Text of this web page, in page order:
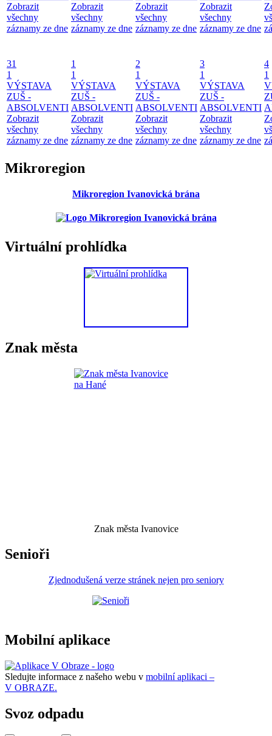
Zobrazit
všechny
záznamy ze dne
Zobrazit
všechny
záznamy ze dne
Zobrazit
všechny
záznamy ze dne
Zobrazit
všechny
záznamy ze dne
31
1
VÝSTAVA
ZUŠ -
ABSOLVENTI
Zobrazit
všechny
záznamy ze dne
1
1
VÝSTAVA
ZUŠ -
ABSOLVENTI
Zobrazit
všechny
záznamy ze dne
2
1
VÝSTAVA
ZUŠ -
ABSOLVENTI
Zobrazit
všechny
záznamy ze dne
3
1
VÝSTAVA
ZUŠ -
ABSOLVENTI
Zobrazit
všechny
záznamy ze dne
4
1
Mikroregion
Mikroregion Ivanovická brána
Virtuální prohlídka
Znak města
Znak města Ivanovice
Senioři
Zjednodušená verze stránek nejen pro seniory
Mobilní aplikace
Sledujte informace z našeho webu v mobilní aplikaci –
V OBRAZE.
Svoz odpadu